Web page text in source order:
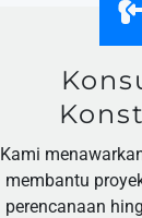
Kami
membantu
perencanaan